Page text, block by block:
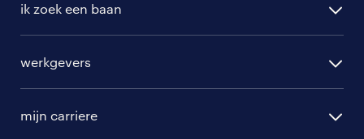
ik zoek een baan
randstad professional
werkgevers
mijn carriere